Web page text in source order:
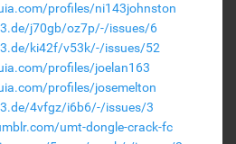
profiles/ni143johnston
j70gb/oz7p/-/issues/6
ki42f/v53k/-/issues/52
profiles/joelan163
profiles/josemelton
4vfgz/i6b6/-/issues/3
umt-dongle-crack-fc